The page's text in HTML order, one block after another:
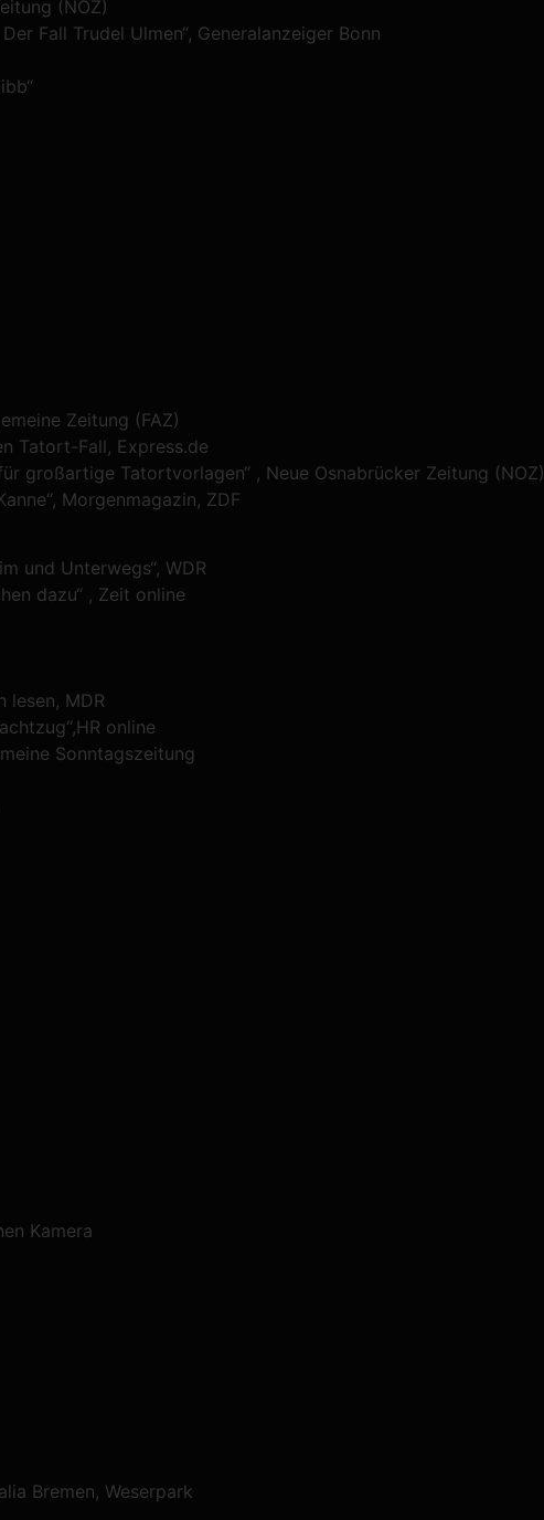
(NOZ)
Fall Trudel Ulmen“, Generalanzeiger Bonn
Zeitung (FAZ)
Tatort-Fall, Express.de
großartige Tatortvorlagen“ , Neue Osnabrücker Zeitung (NOZ)
Morgenmagazin, ZDF
und Unterwegs“, WDR
dazu“ , Zeit online
MDR
online
Sonntagszeitung
Kamera
Bremen, Weserpark